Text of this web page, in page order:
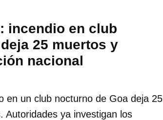
incendio en club
25 muertos y
nacional
en un club nocturno de Goa deja 25
Autoridades ya investigan los